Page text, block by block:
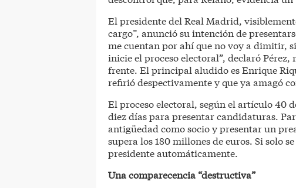
El presidente del Real Madrid,
cargo”, anunció su intención de
me cuentan por ahí que no voy a dimitir,
inicie el proceso electoral”, declaró
frente. El principal aludido es Enrique
refirió despectivamente y que ya amagó
El proceso electoral, según el artículo 40
diez días para presentar candidaturas.
antigüedad como socio y presentar un
supera los 180 millones de euros. Si solo
presidente automáticamente.
Una comparecencia “destructiva”